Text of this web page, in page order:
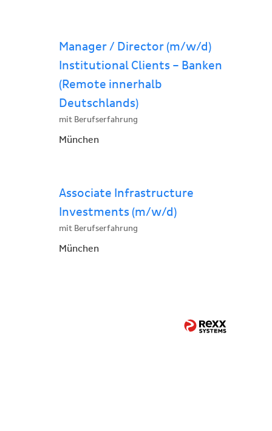
Manager / Director (m/w/d)
Institutional Clients – Banken
(Remote innerhalb
Deutschlands)
mit Berufserfahrung
München
Associate Infrastructure
Investments (m/w/d)
mit Berufserfahrung
München